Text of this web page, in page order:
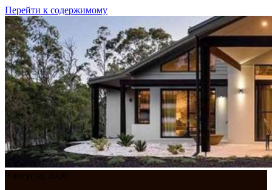
Перейти к содержимому
9 августа, 2026